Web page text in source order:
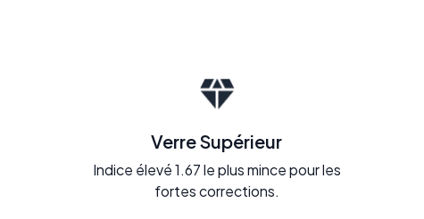
Verre Supérieur
Indice élevé 1.67 le plus mince pour les
fortes corrections.